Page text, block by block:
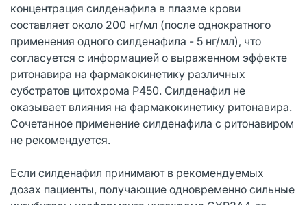
концентрация силденафила в плазме крови
составляет около 200 нг/мл (после однократного
применения одного силденафила - 5 нг/мл), что
согласуется с информацией о выраженном эффекте
ритонавира на фармакокинетику различных
субстратов цитохрома Р450. Силденафил не
оказывает влияния на фармакокинетику ритонавира.
Сочетанное применение силденафила с ритонавиром
не рекомендуется.
Если силденафил принимают в рекомендуемых
дозах пациенты, получающие одновременно сильные